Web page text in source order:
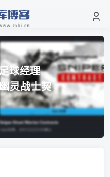
球经理
灵战士契